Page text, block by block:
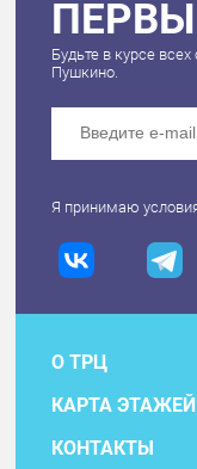
Будьте в курсе
Пушкино.
Я принимаю
О ТРЦ
КАРТА ЭТАЖЕЙ
КОНТАКТЫ